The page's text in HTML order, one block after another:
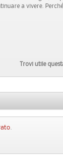
a vivere.
Trovi utile